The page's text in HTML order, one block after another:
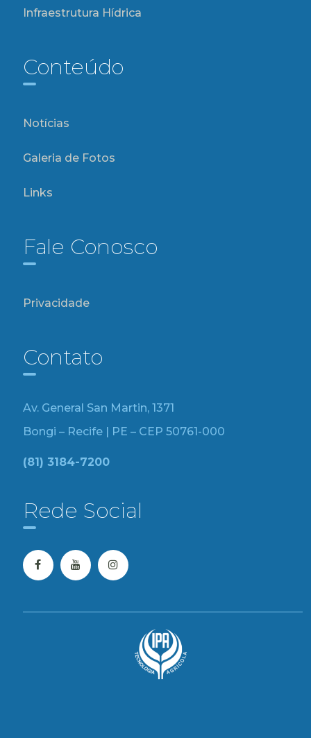
Infraestrutura Hídrica
Conteúdo
Notícias
Galeria de Fotos
Links
Fale Conosco
Privacidade
Contato
Av. General San Martin, 1371
Bongi – Recife | PE – CEP 50761-000
(81) 3184-7200
Rede Social